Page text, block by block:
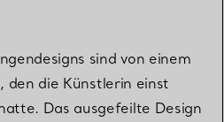
sind von einem
den die Künstlerin einst
Das ausgefeilte Design